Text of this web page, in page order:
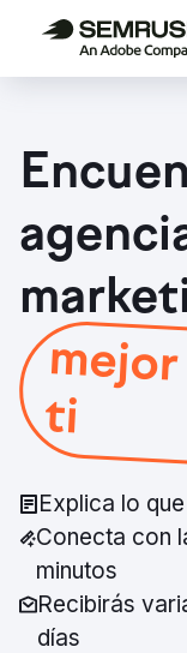
ti
Explica lo
Conecta con
minutos
Recibirás
días